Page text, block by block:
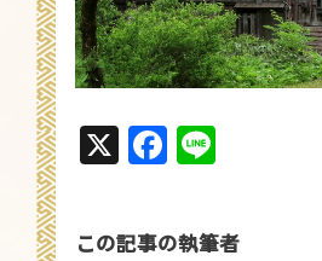
X Facebook
この記事の執筆者